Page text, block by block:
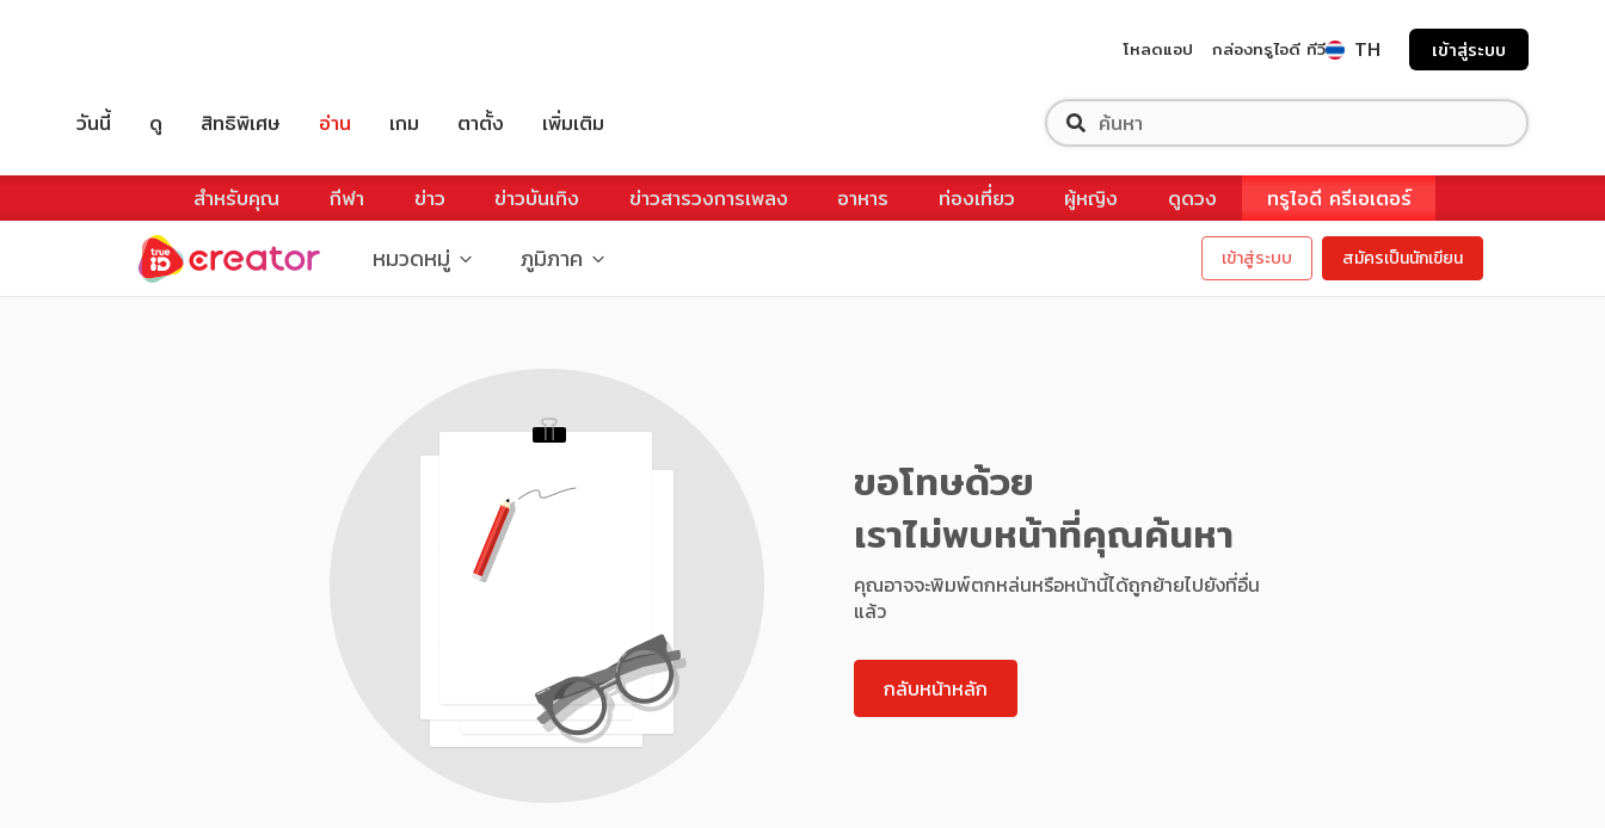
โหลดแอป กล่องทรูไอดี ทีวี TH เข้าสู่ระบบ
วันนี้ ดู สิทธิพิเศษ อ่าน เกม ตาตั้ง เพิ่มเติม
สำหรับคุณ กีฬา ข่าว ข่าวบันเทิง ข่าวสารวงการเพลง อาหาร ท่องเที่ยว ผู้หญิง ดูดวง ทรูไอดี ครีเอเตอร์
หมวดหมู่ ภูมิภาค เข้าสู่ระบบ สมัครเป็นนักเขียน
ขอโทษด้วย
เราไม่พบหน้าที่คุณค้นหา
คุณอาจจะพิมพ์ตกหล่นหรือหน้านี้ได้ถูกย้ายไปยังที่อื่น
แล้ว
กลับหน้าหลัก